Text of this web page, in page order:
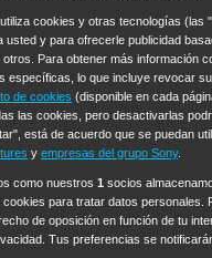
Operación: Huracán
Cinco en familia Hudson &
y Lola High Country Los
Libre de Culpa
Chicago Fire Monarch
cookies y otras tecnologías (las
usted y para ofrecerle publicidad
otros. Para obtener más información
específicas, lo que incluye revocar
de cookies (disponible en cada
las cookies, pero desactivarlas
está de acuerdo que se puedan
y empresas del grupo Sony.
como nuestros 1 socios
para tratar datos personales.
de oposición en función de tu
Tus preferencias se